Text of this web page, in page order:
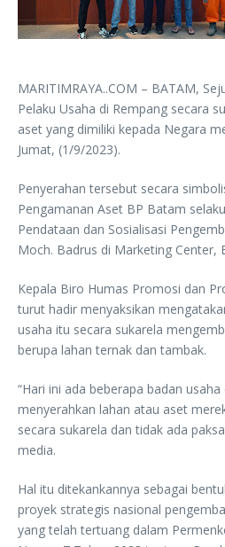
MARITIMRAYA..COM – BATAM,
Pelaku Usaha di Rempang secara
aset yang dimiliki kepada Negara
Jumat, (1/9/2023).
Penyerahan tersebut secara
Pengamanan Aset BP Batam
Pendataan dan Sosialisasi
Moch. Badrus di Marketing Center,
Kepala Biro Humas Promosi dan
turut hadir menyaksikan
usaha itu secara sukarela
berupa lahan ternak dan tambak.
“Hari ini ada beberapa badan
menyerahkan lahan atau aset
secara sukarela dan tidak ada
media.
Hal itu ditekankannya sebagai
proyek strategis nasional
yang telah tertuang dalam